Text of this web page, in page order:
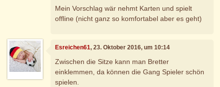
Mein Vorschlag wär nehmt Karten und spielt
offline (nicht ganz so komfortabel aber es geht)
Esreichen61, 23. Oktober 2016, um 10:14
Zwischen die Sitze kann man Bretter
einklemmen, da können die Gang Spieler schön
spielen.